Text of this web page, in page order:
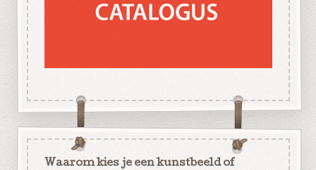
Waarom kies je een kunstbeeld of